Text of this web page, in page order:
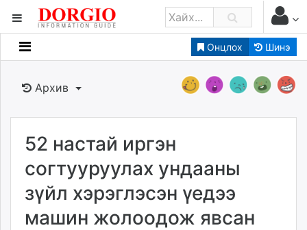
Онцлох Шинэ
Мэдээллийн
Банк санхүү
Бизнес ААН
Төрийн
dorgio.mn
Gogo.mn
Архив
52 настай иргэн
согтууруулах ундааны
зүйл хэрэглэсэн үедээ
машин жолоодож явсан